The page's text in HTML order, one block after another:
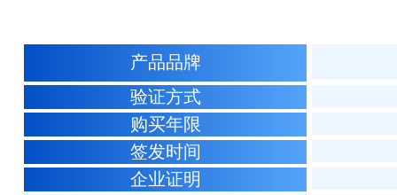
产品品牌
验证方式
购买年限
签发时间
企业证明